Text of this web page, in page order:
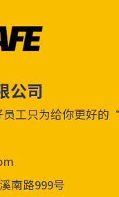
公司
员工只为给你更好
南路999号